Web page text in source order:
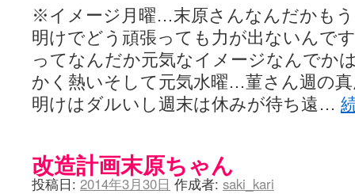
咲ワン・neo[仮] / 私事。 (01:19)
EL HOLAZO - 咲-Saki- / 吉野から上り方面の帰り道、亀山JCT-四日市
何の変哲もない咲の地名紹介 / 小鍛治さんが通っていた小学校 茨城
咲-Saki-.長野編をにょろんと見てみるブログ - 咲-Saki- / 第143局[応変
まったり咲SS他ブログ - 咲-Saki- / 照と洋榎のANN第9回
(09:00)
咲-Saki-カツゲン備忘録 / 咲-Saki-154局 【奮起】 マジかー！ (13:30)
百合っぽいぶろぐ - 咲-Saki- / シノハユ the down of age 5巻 (06:32)
あかどる日和 - 咲-saki- / 【今回は考察ではなく】原村和-のどっち-の
ふわふわな記憶 / 1 (16:20)
咲っ考 / 何故咲は大将で、照は先鋒なのか？
Danas je lep dan. / [咲-Saki-]もしインターハイのルールが鷲巣麻雀だ
※イメージ月曜…末原さんなんだかも
明けでどう頑張っても力が出ないんで
ってなんだか元気なイメージなんでか
かく熱いそして元気水曜…菫さん週の
明けはダルいし週末は休みが待ち遠…
改造計画末原ちゃん
投稿日: 2014年3月30日 作成者: saki_kari